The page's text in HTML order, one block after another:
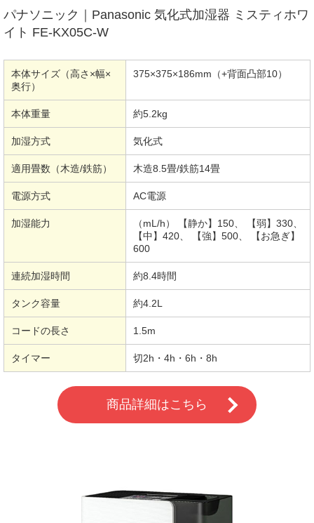
パナソニック｜Panasonic 気化式加湿器 ミスティホワ
イト FE-KX05C-W
本体サイズ（高さ×幅×
奥行）
375×375×186mm（+背面凸部10）
本体重量 約5.2kg
加湿方式 気化式
適用畳数（木造/鉄筋） 木造8.5畳/鉄筋14畳
電源方式 AC電源
加湿能力
（mL/h） 【静か】150、 【弱】330、
【中】420、 【強】500、 【お急ぎ】
600
連続加湿時間 約8.4時間
タンク容量 約4.2L
コードの長さ 1.5m
タイマー 切2h・4h・6h・8h
商品詳細はこちら